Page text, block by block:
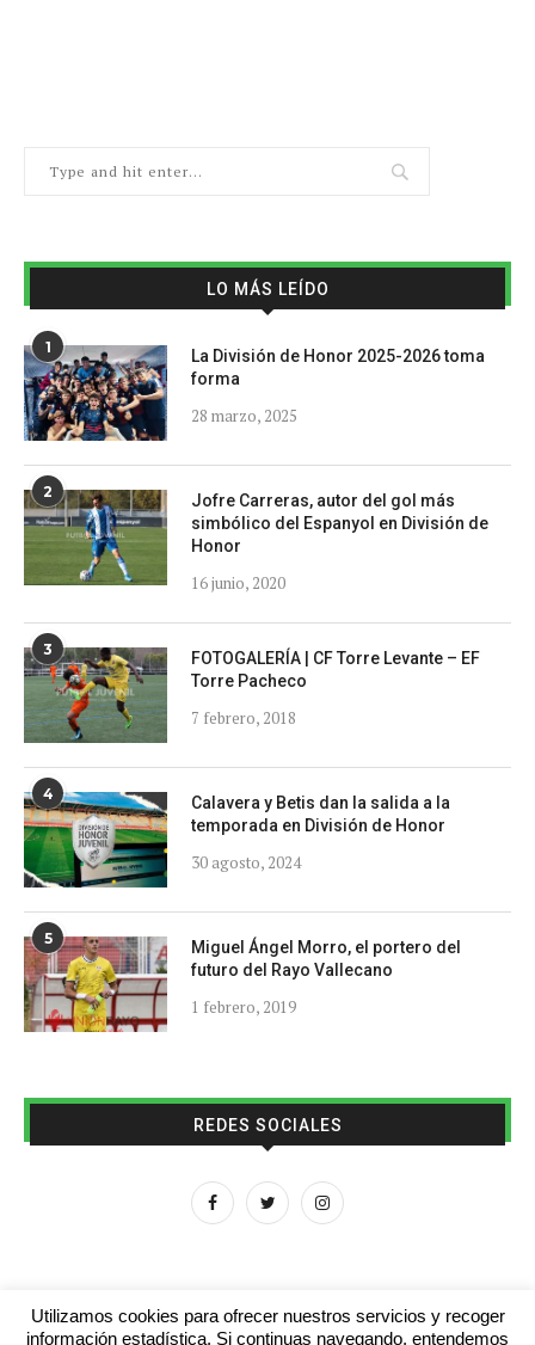
LO MÁS LEÍDO
1
La División de Honor 2025-2026 toma
forma
28 marzo, 2025
2
Jofre Carreras, autor del gol más
simbólico del Espanyol en División de
Honor
16 junio, 2020
3
FOTOGALERÍA | CF Torre Levante – EF
Torre Pacheco
7 febrero, 2018
4
Calavera y Betis dan la salida a la
temporada en División de Honor
30 agosto, 2024
5
Miguel Ángel Morro, el portero del
futuro del Rayo Vallecano
1 febrero, 2019
REDES SOCIALES
Utilizamos cookies para ofrecer nuestros servicios y recoger
información estadística. Si continuas navegando, entendemos